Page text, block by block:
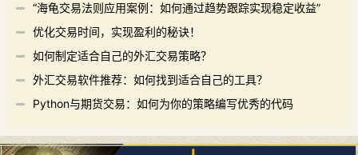
“海龟交易法则应用案例：如何通过趋势跟踪实现稳定收益”
优化交易时间，实现盈利的秘诀！
如何制定适合自己的外汇交易策略？
外汇交易软件推荐：如何找到适合自己的工具？
Python与期货交易：如何为你的策略编写优秀的代码